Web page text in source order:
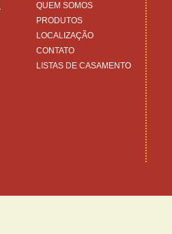
QUEM SOMOS
PRODUTOS
LOCALIZAÇÃO
CONTATO
LISTAS DE CASAMENTO